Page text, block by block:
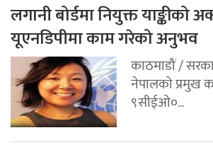
लगानी बोर्डमा नियुक्त याङ्कीको
यूएनडिपीमा काम गरेको अनुभव
काठमाडौं /
नेपालको प्रमुख
९सीईओ०...